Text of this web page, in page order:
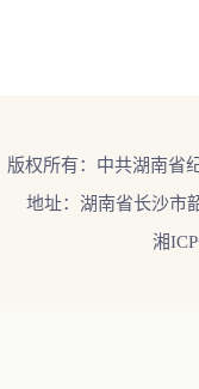
版权所有：中共湖南省
地址：湖南省长沙市
湘